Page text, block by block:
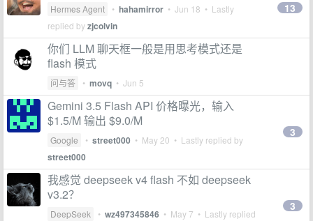
Hermes Agent • hahamirror • Jun 18 • Lastly
replied byzjcolvin
13
你们 LLM 聊天框一般是用思考模式还是
flash 模式
问与答 • movq • Jun 5
Gemini 3.5 Flash API 价格曝光，输入
$1.5/M 输出 $9.0/M
Google • street000 • May 20 • Lastly replied by
street000
3
我感觉 deepseek v4 flash 不如 deepseek
v3.2？
DeepSeek • wz497345846 • May 7 • Lastly replied
3